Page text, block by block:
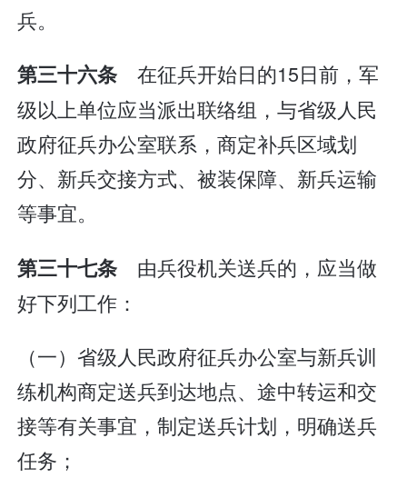
兵。
第三十六条 在征兵开始日的15日前，军
级以上单位应当派出联络组，与省级人民
政府征兵办公室联系，商定补兵区域划
分、新兵交接方式、被装保障、新兵运输
等事宜。
第三十七条 由兵役机关送兵的，应当做
好下列工作：
（一）省级人民政府征兵办公室与新兵训
练机构商定送兵到达地点、途中转运和交
接等有关事宜，制定送兵计划，明确送兵
任务；